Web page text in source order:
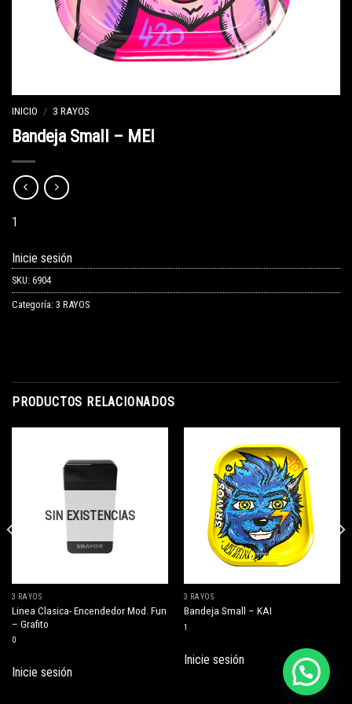
INICIO / 3 RAYOS
Bandeja Small – MEI
1
Inicie sesión
SKU: 6904
Categoría: 3 RAYOS
PRODUCTOS RELACIONADOS
SIN EXISTENCIAS
3 RAYOS
Linea Clasica- Encendedor Mod. Fun
– Grafito
0
Inicie sesión
3 RAYOS
Bandeja Small – KAI
1
Inicie sesión